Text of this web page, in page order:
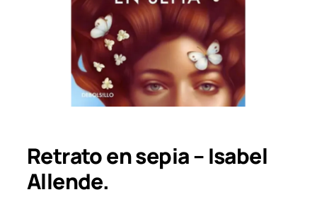
Retrato en sepia – Isabel
Allende.